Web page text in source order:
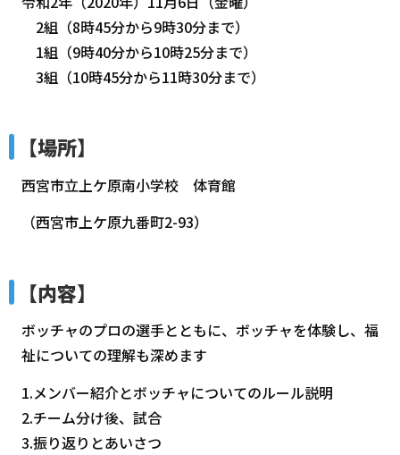
2組（8時45分から9時30分まで）
1組（9時40分から10時25分まで）
3組（10時45分から11時30分まで）
【場所】
西宮市立上ケ原南小学校 体育館
（西宮市上ケ原九番町2-93）
【内容】
ボッチャのプロの選手とともに、ボッチャを体験し、福
祉についての理解も深めます
1.メンバー紹介とボッチャについてのルール説明
2.チーム分け後、試合
3.振り返りとあいさつ